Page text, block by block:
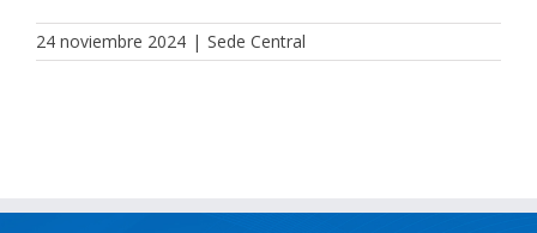
24 noviembre 2024 | Sede Central